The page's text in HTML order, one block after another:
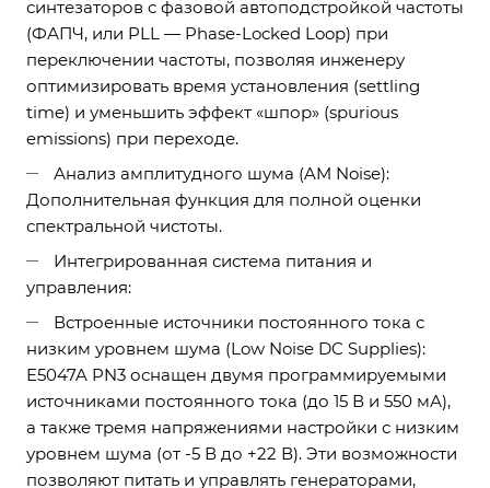
синтезаторов с фазовой автоподстройкой частоты
(ФАПЧ, или PLL — Phase-Locked Loop) при
переключении частоты, позволяя инженеру
оптимизировать время установления (settling
time) и уменьшить эффект «шпор» (spurious
emissions) при переходе.
Анализ амплитудного шума (AM Noise):
Дополнительная функция для полной оценки
спектральной чистоты.
Интегрированная система питания и
управления:
Встроенные источники постоянного тока с
низким уровнем шума (Low Noise DC Supplies):
E5047A PN3 оснащен двумя программируемыми
источниками постоянного тока (до 15 В и 550 мА),
а также тремя напряжениями настройки с низким
уровнем шума (от -5 В до +22 В). Эти возможности
позволяют питать и управлять генераторами,